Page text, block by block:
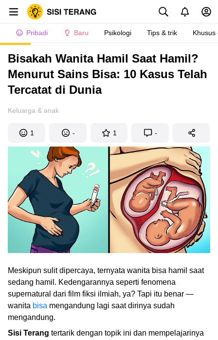
Pribadi Baru Psikologi Tips & trik Khusus
Bisakah Wanita Hamil Saat Hamil?
Menurut Sains Bisa: 10 Kasus Telah
Tercatat di Dunia
Keluarga & anak
1 - 1 -
Meskipun sulit dipercaya, ternyata wanita bisa hamil saat
sedang hamil. Kedengarannya seperti fenomena
supernatural dari film fiksi ilmiah, ya? Tapi itu benar —
wanita bisa mengandung lagi saat dirinya sudah
mengandung.
Sisi Terang tertarik dengan topik ini dan mempelajarinya